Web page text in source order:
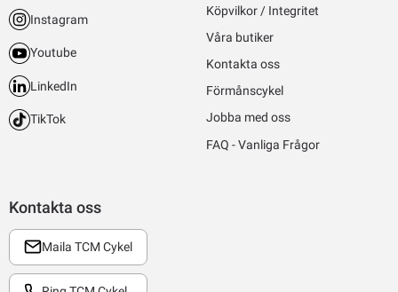
Kontakta oss
Maila TCM Cykel
Instagram
Youtube
LinkedIn
TikTok
Köpvilkor / Integritet
Våra butiker
Kontakta oss
Förmånscykel
Jobba med oss
FAQ - Vanliga Frågor